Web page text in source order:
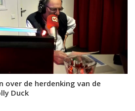
over de herdenking van de
Duck